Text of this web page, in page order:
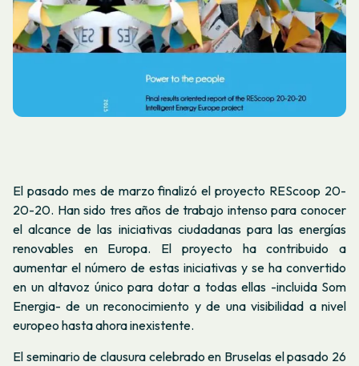
El pasado mes de marzo finalizó el proyecto REScoop 20-
20-20. Han sido tres años de trabajo intenso para conocer
el alcance de las iniciativas ciudadanas para las energías
renovables en Europa. El proyecto ha contribuido a
aumentar el número de estas iniciativas y se ha convertido
en un altavoz único para dotar a todas ellas -incluida Som
Energia- de un reconocimiento y de una visibilidad a nivel
europeo hasta ahora inexistente.
El seminario de clausura celebrado en Bruselas el pasado 26